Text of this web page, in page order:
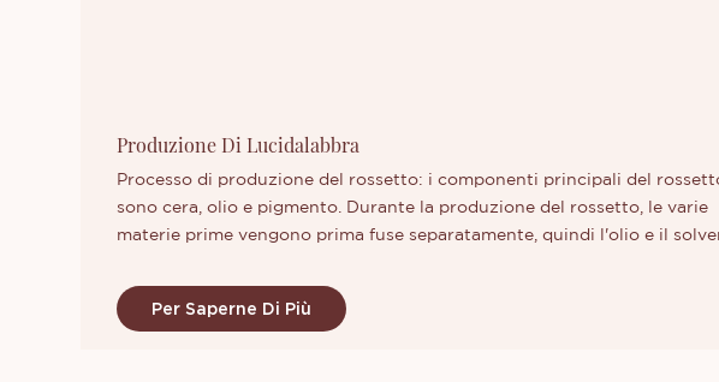
Produzione Di Lucidalabbra
Processo di produzione del rossetto: i componenti principali del
sono cera, olio e pigmento. Durante la produzione del rossetto, le varie
materie prime vengono prima fuse separatamente, quindi l'olio e il
mulino per pigmenti alla fase olio/cera e mescolare fino a ottenere un
prodotto omogeneo. Ciò comporta un leggero raffreddamento della
Per Saperne Di Più